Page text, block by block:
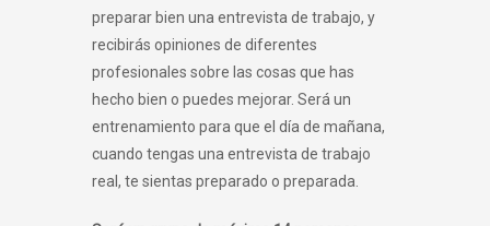
preparar bien una entrevista de trabajo, y
recibirás opiniones de diferentes
profesionales sobre las cosas que has
hecho bien o puedes mejorar. Será un
entrenamiento para que el día de mañana,
cuando tengas una entrevista de trabajo
real, te sientas preparado o preparada.